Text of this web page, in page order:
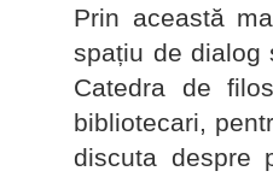
Prin această
spațiu de dialog
Catedra de
bibliotecari,
discuta despre